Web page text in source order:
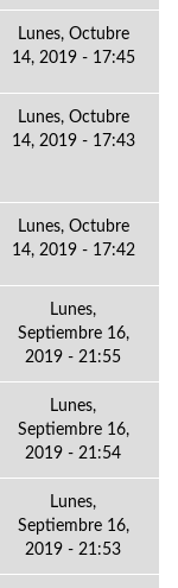
Lunes, Octubre
14, 2019 - 17:45
Lunes, Octubre
14, 2019 - 17:43
Lunes, Octubre
14, 2019 - 17:42
Lunes,
Septiembre 16,
2019 - 21:55
Lunes,
Septiembre 16,
2019 - 21:54
Lunes,
Septiembre 16,
2019 - 21:53